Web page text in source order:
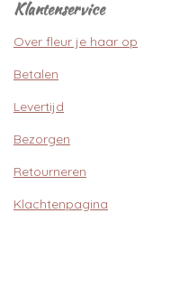
Klantenservice
Over fleur je haar op
Betalen
Levertijd
Bezorgen
Retourneren
Klachtenpagina